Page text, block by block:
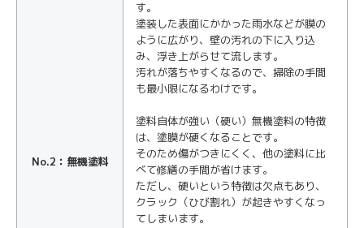
No.2：無機塗料
す。
塗装した表面にかかった雨水などが膜の
ように広がり、壁の汚れの下に入り込
み、浮き上がらせて流します。
汚れが落ちやすくなるので、掃除の手間
も最小限になるわけです。
塗料自体が強い（硬い）無機塗料の特徴
は、塗膜が硬くなることです。
そのため傷がつきにくく、他の塗料に比
べて修繕の手間が省けます。
ただし、硬いという特徴は欠点もあり、
クラック（ひび割れ）が起きやすくなっ
てしまいます。